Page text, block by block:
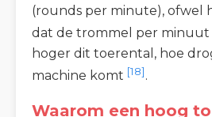
(rounds per minute), ofwel
dat de trommel per minuut
hoger dit toerental, hoe
machine komt [18].
Waarom een hoog